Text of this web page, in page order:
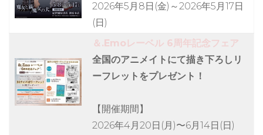
2026年5月8日(金)～2026年5月17日
(日)
＆.Emoレーベル 6周年記念フェア
全国のアニメイトにて描き下ろしリ
ーフレットをプレゼント！
【開催期間】
2026年4月20日(月)〜6月14日(日)